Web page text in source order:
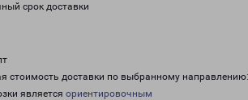
срок доставки
стоимость доставки по выбранному направлению:
является ориентировочным